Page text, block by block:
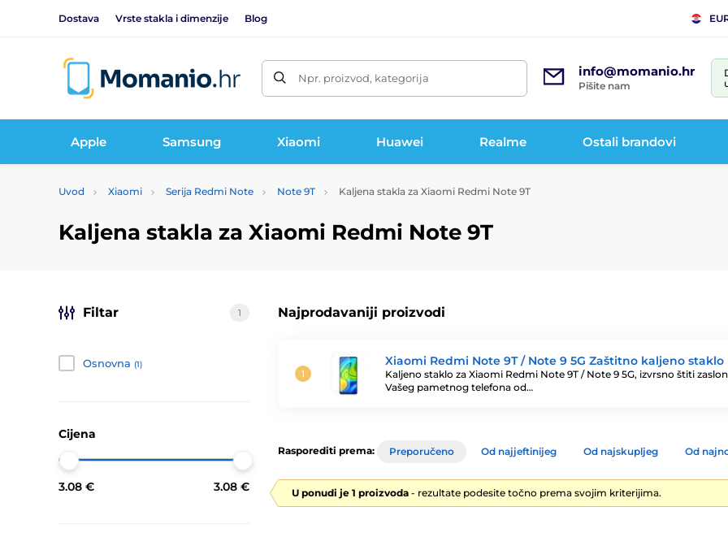
Dostava Vrste stakla i dimenzije Blog
Npr. proizvod, kategorija info@momanio.hr
Pišite nam
Apple Samsung Xiaomi Huawei Realme Ostali brandovi
Uvod Xiaomi Serija Redmi Note Note 9T Kaljena stakla za Xiaomi Redmi Note 9T
Kaljena stakla za Xiaomi Redmi Note 9T
Najprodavaniji proizvodi
Xiaomi Redmi Note 9T / Note 9 5G Zaštitno kaljeno staklo
Kaljeno staklo za Xiaomi Redmi Note 9T / Note 9 5G, izvrsno štiti zaslon
Vašeg pametnog telefona od…
Filtar 1
Osnovna (1)
Cijena
3.08 € 3.08 €
Rasporediti prema: Preporučeno Od najjeftinijeg Od najskupljeg Od
U ponudi je 1 proizvoda - rezultate podesite točno prema svojim kriterijima.